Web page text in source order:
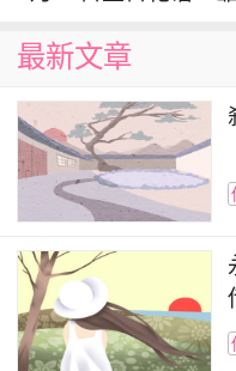
生长在路旁的雏菊
能变得好起来，属于
定不能缺少这种花朵。
双子座之守护花
雏菊花语是什么
雏菊花语是什么
最新文章